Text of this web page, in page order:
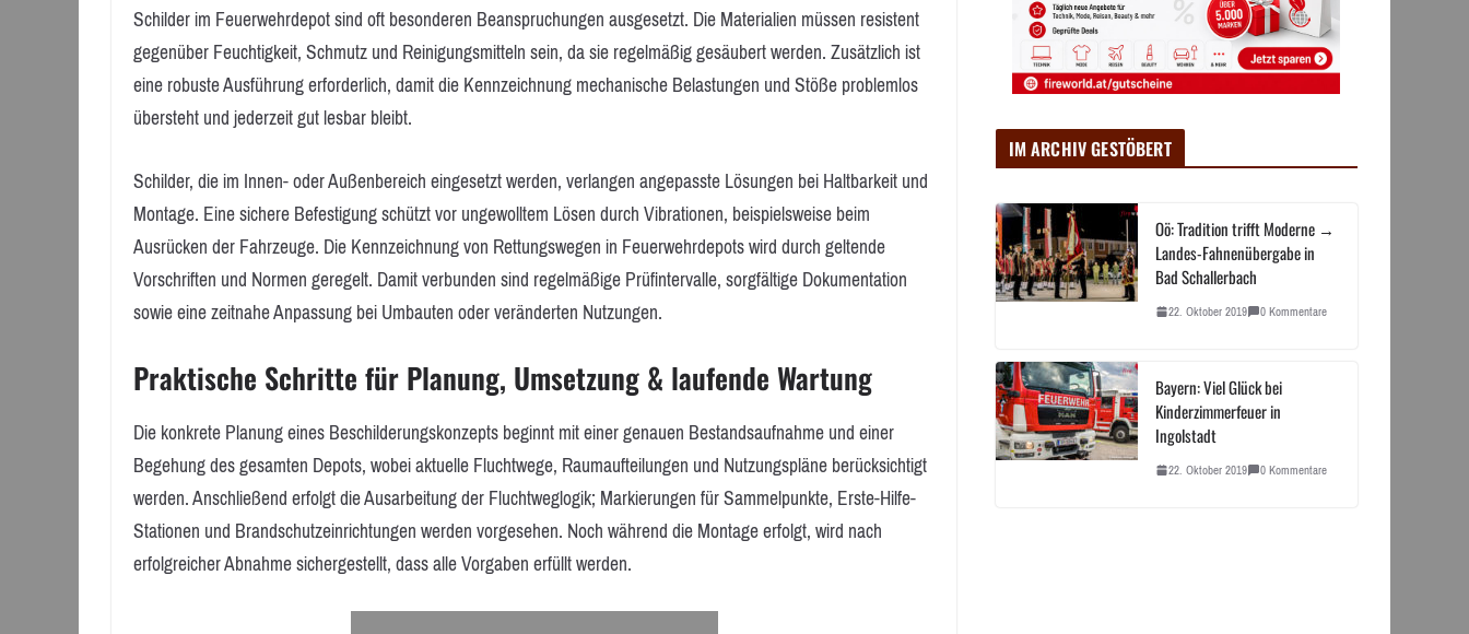
Schilder im Feuerwehrdepot sind oft besonderen Beanspruchungen ausgesetzt. Die Materialien müssen resistent
gegenüber Feuchtigkeit, Schmutz und Reinigungsmitteln sein, da sie regelmäßig gesäubert werden. Zusätzlich ist
eine robuste Ausführung erforderlich, damit die Kennzeichnung mechanische Belastungen und Stöße problemlos
übersteht und jederzeit gut lesbar bleibt.
Schilder, die im Innen- oder Außenbereich eingesetzt werden, verlangen angepasste Lösungen bei Haltbarkeit und
Montage. Eine sichere Befestigung schützt vor ungewolltem Lösen durch Vibrationen, beispielsweise beim
Ausrücken der Fahrzeuge. Die Kennzeichnung von Rettungswegen in Feuerwehrdepots wird durch geltende
Vorschriften und Normen geregelt. Damit verbunden sind regelmäßige Prüfintervalle, sorgfältige Dokumentation
sowie eine zeitnahe Anpassung bei Umbauten oder veränderten Nutzungen.
Praktische Schritte für Planung, Umsetzung & laufende Wartung
Die konkrete Planung eines Beschilderungskonzepts beginnt mit einer genauen Bestandsaufnahme und einer
Begehung des gesamten Depots, wobei aktuelle Fluchtwege, Raumaufteilungen und Nutzungspläne berücksichtigt
werden. Anschließend erfolgt die Ausarbeitung der Fluchtweglogik; Markierungen für Sammelpunkte, Erste-Hilfe-
Stationen und Brandschutzeinrichtungen werden vorgesehen. Noch während die Montage erfolgt, wird nach
erfolgreicher Abnahme sichergestellt, dass alle Vorgaben erfüllt werden.
IM ARCHIV GESTÖBERT
Oö: Tradition trifft Moderne →
Landes-Fahnenübergabe in
Bad Schallerbach
22. Oktober 2019 0 Kommentare
Bayern: Viel Glück bei
Kinderzimmerfeuer in
Ingolstadt
22. Oktober 2019 0 Kommentare